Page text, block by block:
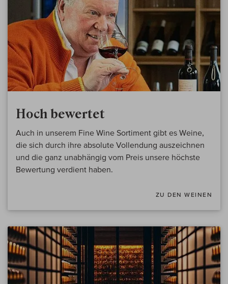
Hoch bewertet
Auch in unserem Fine Wine Sortiment gibt es Weine,
die sich durch ihre absolute Vollendung auszeichnen
und die ganz unabhängig vom Preis unsere höchste
Bewertung verdient haben.
ZU DEN WEINEN